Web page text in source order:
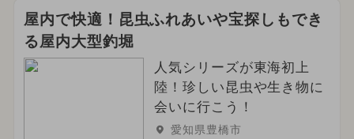
屋内で快適！昆虫ふれあいや宝探しもでき
る屋内大型釣堀
人気シリーズが東海初上
陸！珍しい昆虫や生き物に
会いに行こう！
愛知県豊橋市